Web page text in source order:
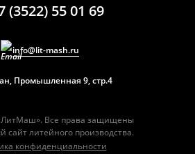
(3522) 55 01 69
info@lit-mash.ru
Промышленная 9, стр.4
Все права защищены
литейного производства.
конфиденциальности